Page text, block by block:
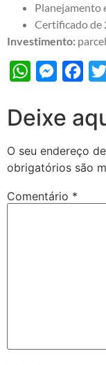
Planejamento
Certificado de
Investimento:
WhatsAppMessenger
Deixe
O seu endereço
obrigatórios são
Comentário *